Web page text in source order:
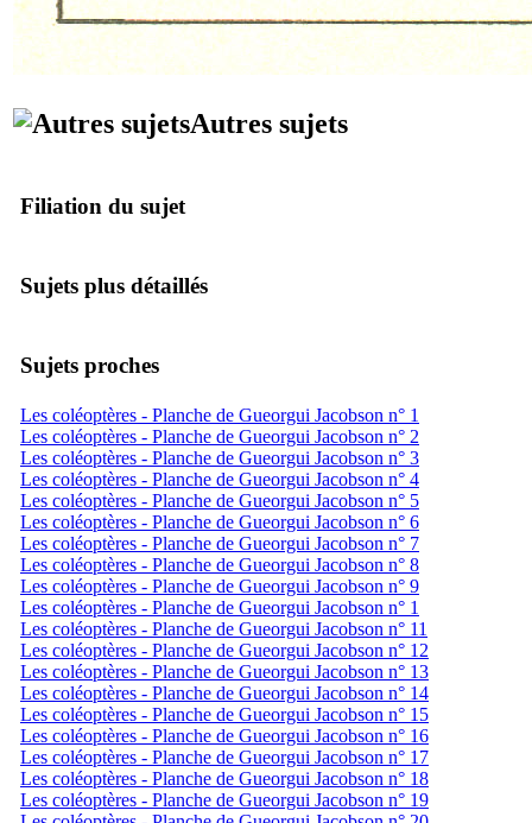
Autres sujets
Filiation du sujet
Sujets plus détaillés
Sujets proches
Les coléoptères - Planche de Gueorgui Jacobson n° 1
Les coléoptères - Planche de Gueorgui Jacobson n° 2
Les coléoptères - Planche de Gueorgui Jacobson n° 3
Les coléoptères - Planche de Gueorgui Jacobson n° 4
Les coléoptères - Planche de Gueorgui Jacobson n° 5
Les coléoptères - Planche de Gueorgui Jacobson n° 6
Les coléoptères - Planche de Gueorgui Jacobson n° 7
Les coléoptères - Planche de Gueorgui Jacobson n° 8
Les coléoptères - Planche de Gueorgui Jacobson n° 9
Les coléoptères - Planche de Gueorgui Jacobson n° 1
Les coléoptères - Planche de Gueorgui Jacobson n° 11
Les coléoptères - Planche de Gueorgui Jacobson n° 12
Les coléoptères - Planche de Gueorgui Jacobson n° 13
Les coléoptères - Planche de Gueorgui Jacobson n° 14
Les coléoptères - Planche de Gueorgui Jacobson n° 15
Les coléoptères - Planche de Gueorgui Jacobson n° 16
Les coléoptères - Planche de Gueorgui Jacobson n° 17
Les coléoptères - Planche de Gueorgui Jacobson n° 18
Les coléoptères - Planche de Gueorgui Jacobson n° 19